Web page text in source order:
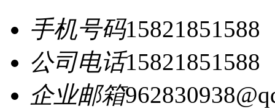
手机号码15821851588
公司电话15821851588
企业邮箱